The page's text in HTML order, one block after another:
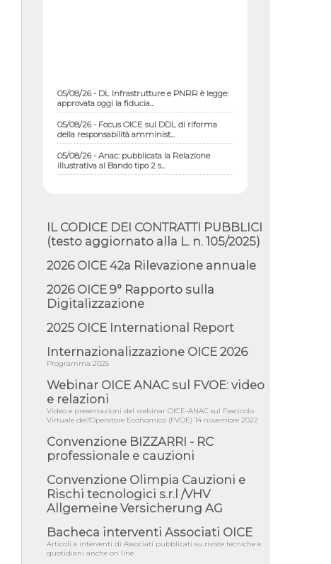
approvata oggi la fiducia...
della responsabilità amminist...
illustrativa al Bando tipo 2 s...
05/08/26 - Lettera OICE per il bando della
Giunta Regionale della Campa...
04/08/26 - DL PA: previste cancellazioni da
elenchi professionisti per ...
04/08/26 - International Sustainable
Buildings Competition - COP31, An...
04/08/26 - CdS, project financing: progetto di
fattibilità da impugnar...
04/08/26 - Rapporto Anac corruzione 2020-
04/08/26 - CdS: partecipazione alla gara non
equivale ad acquiescenza r...
Camera, passa ora al Senato
03/08/26 - TAR Piemonte: RUP può avvalersi
03/08/26 - Gruppo FS: nel primo semestre
2026 3 mld di aggiudicazioni e...
Imprese e Territori del Centro ...
03/08/26 - TAR Sicilia: raggruppate devono
IL CODICE DEI CONTRATTI PUBBLICI
(testo aggiornato alla L. n. 105/2025)
2026 OICE 42a Rilevazione annuale
2026 OICE 9° Rapporto sulla
Digitalizzazione
2025 OICE International Report
Internazionalizzazione OICE 2026
Programma 2025
Webinar OICE ANAC sul FVOE: video
e relazioni
Video e presentazioni del webinar OICE-ANAC sul Fascicolo
Virtuale dell'Operatore Economico (FVOE) 14 novembre 2022
Convenzione BIZZARRI - RC
professionale e cauzioni
Convenzione Olimpia Cauzioni e
Rischi tecnologici s.r.l /VHV
Allgemeine Versicherung AG
Bacheca interventi Associati OICE
Articoli e interventi di Associati pubblicati su riviste tecniche e
quotidiani anche on line